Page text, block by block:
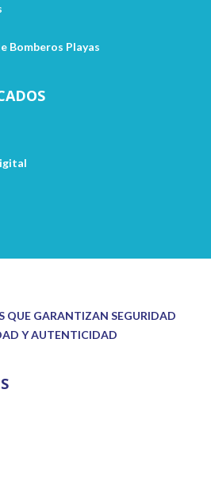
Bomberos Playas
QUE GARANTIZAN SEGURIDAD
Y AUTENTICIDAD